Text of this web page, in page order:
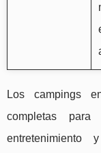
Los campings
completas para
entretenimiento